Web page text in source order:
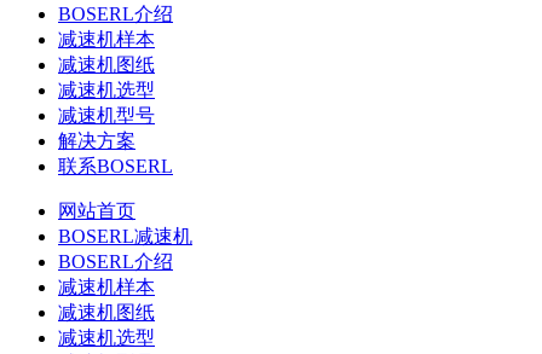
BOSERL介绍
减速机样本
减速机图纸
减速机选型
减速机型号
解决方案
联系BOSERL
网站首页
BOSERL减速机
BOSERL介绍
减速机样本
减速机图纸
减速机选型